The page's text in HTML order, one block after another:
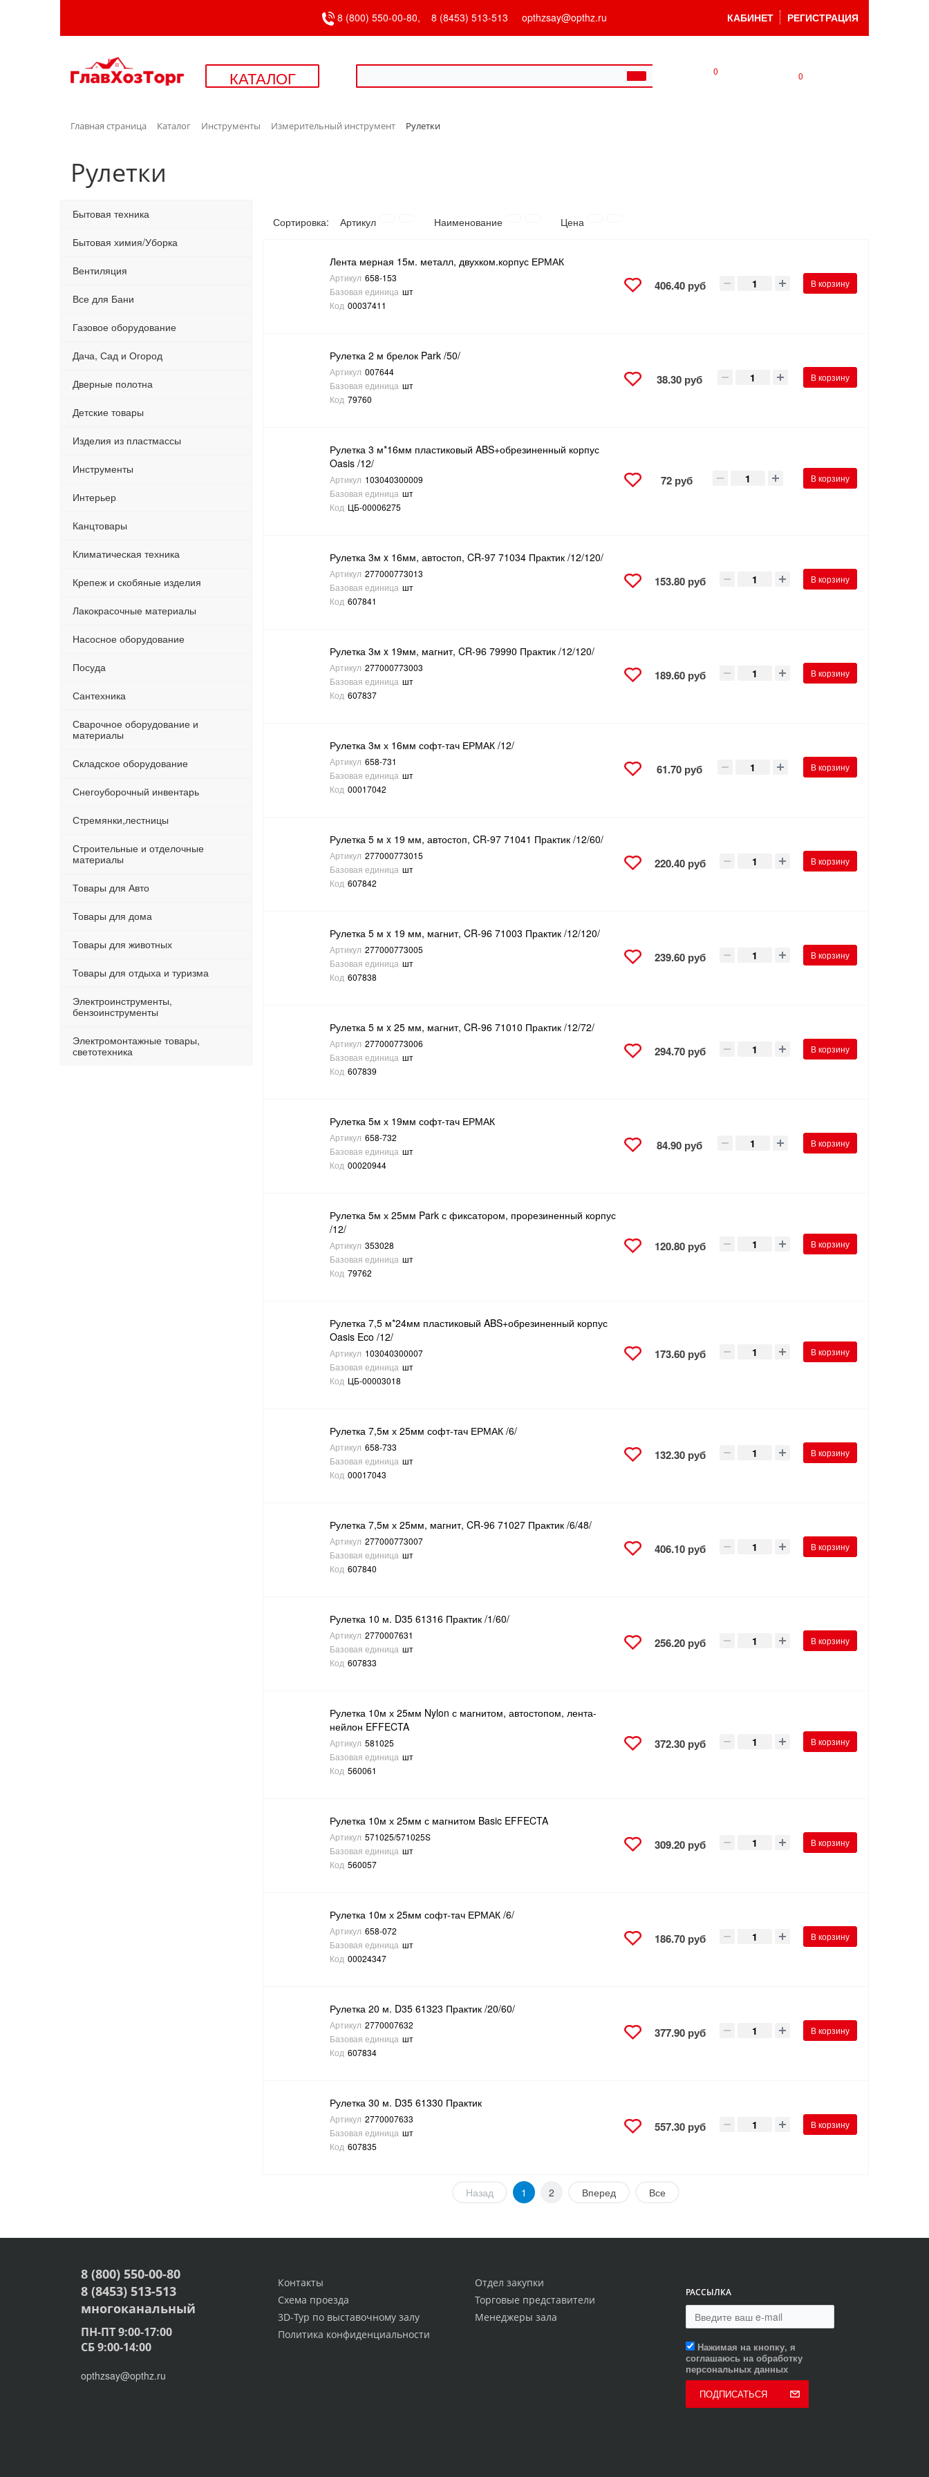
8 (800) 550-00-80, 8 (8453) 513-513 opthzsay@opthz.ru КАБИНЕТ РЕГИСТРАЦИЯ
КАТАЛОГ 0 0
Главная страница Каталог Инструменты Измерительный инструмент Рулетки
Рулетки
Бытовая техника
Бытовая химия/Уборка
Вентиляция
Все для Бани
Газовое оборудование
Дача, Сад и Огород
Дверные полотна
Детские товары
Изделия из пластмассы
Инструменты
Интерьер
Канцтовары
Климатическая техника
Крепеж и скобяные изделия
Лакокрасочные материалы
Насосное оборудование
Посуда
Сантехника
Сварочное оборудование и
материалы
Складское оборудование
Снегоуборочный инвентарь
Стремянки,лестницы
Строительные и отделочные
материалы
Товары для Авто
Товары для дома
Товары для животных
Товары для отдыха и туризма
Электроинструменты,
бензоинструменты
Электромонтажные товары,
светотехника
Сортировка: Артикул Наименование Цена
Лента мерная 15м. металл, двухком.корпус ЕРМАК
Артикул 658-153
Базовая единица шт
Код 00037411
406.40 руб В корзину
Рулетка 2 м брелок Park /50/
Артикул 007644
Базовая единица шт
Код 79760
38.30 руб В корзину
Рулетка 3 м*16мм пластиковый ABS+обрезиненный корпус
Oasis /12/
Артикул 103040300009
Базовая единица шт
Код ЦБ-00006275
72 руб В корзину
Рулетка 3м x 16мм, автостоп, CR-97 71034 Практик /12/120/
Артикул 277000773013
Базовая единица шт
Код 607841
153.80 руб В корзину
Рулетка 3м x 19мм, магнит, CR-96 79990 Практик /12/120/
Артикул 277000773003
Базовая единица шт
Код 607837
189.60 руб В корзину
Рулетка 3м х 16мм софт-тач ЕРМАК /12/
Артикул 658-731
Базовая единица шт
Код 00017042
61.70 руб В корзину
Рулетка 5 м x 19 мм, автостоп, CR-97 71041 Практик /12/60/
Артикул 277000773015
Базовая единица шт
Код 607842
220.40 руб В корзину
Рулетка 5 м x 19 мм, магнит, CR-96 71003 Практик /12/120/
Артикул 277000773005
Базовая единица шт
Код 607838
239.60 руб В корзину
Рулетка 5 м x 25 мм, магнит, CR-96 71010 Практик /12/72/
Артикул 277000773006
Базовая единица шт
Код 607839
294.70 руб В корзину
Рулетка 5м х 19мм софт-тач ЕРМАК
Артикул 658-732
Базовая единица шт
Код 00020944
84.90 руб В корзину
Рулетка 5м х 25мм Park с фиксатором, прорезиненный корпус
/12/
Артикул 353028
Базовая единица шт
Код 79762
120.80 руб В корзину
Рулетка 7,5 м*24мм пластиковый ABS+обрезиненный корпус
Oasis Eco /12/
Артикул 103040300007
Базовая единица шт
Код ЦБ-00003018
173.60 руб В корзину
Рулетка 7,5м х 25мм софт-тач ЕРМАК /6/
Артикул 658-733
Базовая единица шт
Код 00017043
132.30 руб В корзину
Рулетка 7,5м х 25мм, магнит, CR-96 71027 Практик /6/48/
Артикул 277000773007
Базовая единица шт
Код 607840
406.10 руб В корзину
Рулетка 10 м. D35 61316 Практик /1/60/
Артикул 2770007631
Базовая единица шт
Код 607833
256.20 руб В корзину
Рулетка 10м х 25мм Nylon с магнитом, автостопом, лента-
нейлон EFFECTA
Артикул 581025
Базовая единица шт
Код 560061
372.30 руб В корзину
Рулетка 10м х 25мм с магнитом Basic EFFECTA
Артикул 571025/571025S
Базовая единица шт
Код 560057
309.20 руб В корзину
Рулетка 10м х 25мм софт-тач ЕРМАК /6/
Артикул 658-072
Базовая единица шт
Код 00024347
186.70 руб В корзину
Рулетка 20 м. D35 61323 Практик /20/60/
Артикул 2770007632
Базовая единица шт
Код 607834
377.90 руб В корзину
Рулетка 30 м. D35 61330 Практик
Артикул 2770007633
Базовая единица шт
Код 607835
557.30 руб В корзину
Назад 1 2 Вперед Все
Отдел закупки
Торговые представители
Менеджеры зала
Контакты
Схема проезда
3D-Тур по выставочному залу
Политика конфиденциальности
РАССЫЛКА
Нажимая на кнопку, я
соглашаюсь на обработку
персональных данных
ПОДПИСАТЬСЯ
8 (800) 550-00-80
8 (8453) 513-513
многоканальный
ПН-ПТ 9:00-17:00
СБ 9:00-14:00
opthzsay@opthz.ru